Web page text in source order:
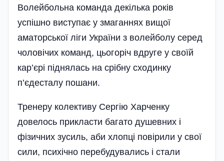
Волейбольна команда декілька років
успішно виступає у змаганнях вищої
аматорської ліги України з волейболу серед
чоловічих команд, цьогоріч вдруге у своїй
кар’єрі піднялась на срібну сходинку
п’єдесталу пошани.
Тренеру колективу Сергію Харченку
довелось прикласти багато душевних і
фізичних зусиль, аби хлопці повірили у свої
сили, психічно перебудувались і стали